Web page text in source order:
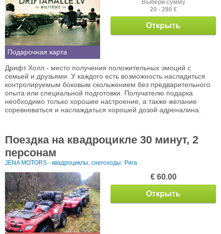
Подарочная карта
Выбери сумму
20 - 280 €
Открыть
Дрифт Холл - место получения положительных эмоций с
семьей и друзьями. У каждого есть возможность насладиться
контролируемым боковым скольжением без предварительного
опыта или специальной подготовки. Получателю подарка
необходимо только хорошее настроение, а также желание
соревноваться и наслаждаться хорошей дозой адреналина.
Поездка на квадроцикле 30 минут, 2
персонам
JENA MOTORS - квадроциклы, снегоходы: Рига
€ 60.00
Открыть